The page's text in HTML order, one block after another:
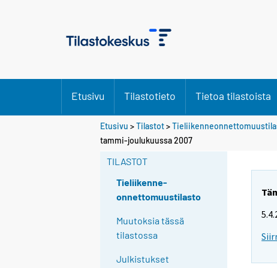
Etusivu Tilastotieto Tietoa tilastoista
Etusivu >Tilastot>
tammi-joulukuussa 2007
TILASTOT
Tieliikenne-
onnettomuustilasto
Muutoksia tässä
tilastossa
Julkistukset